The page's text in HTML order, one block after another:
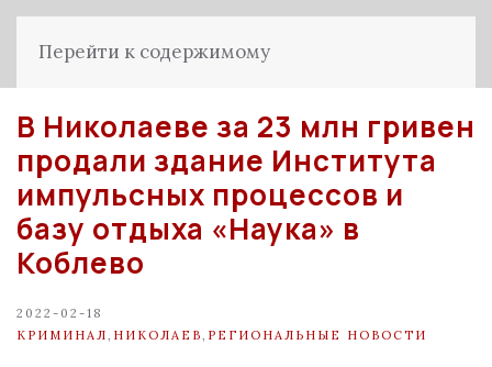
Перейти к содержимому
В Николаеве за 23 млн гривен
продали здание Института
импульсных процессов и
базу отдыха «Наука» в
Коблево
2022-02-18
КРИМИНАЛ НИКОЛАЕВ РЕГИОНАЛЬНЫЕ НОВОСТИ